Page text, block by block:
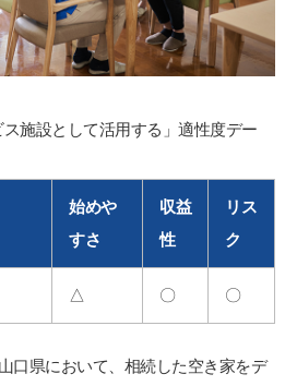
ス施設として活用する」適性度デー
始めや
すさ
収益
性
リス
ク
△ 〇 〇
口県において、相続した空き家をデ